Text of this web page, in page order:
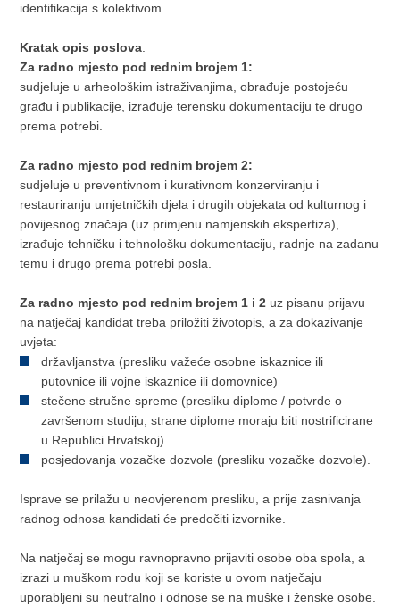
identifikacija s kolektivom.
Kratak opis poslova:
Za radno mjesto pod rednim brojem 1:
sudjeluje u arheološkim istraživanjima, obrađuje postojeću
građu i publikacije, izrađuje terensku dokumentaciju te drugo
prema potrebi.
Za radno mjesto pod rednim brojem 2:
sudjeluje u preventivnom i kurativnom konzerviranju i
restauriranju umjetničkih djela i drugih objekata od kulturnog i
povijesnog značaja (uz primjenu namjenskih ekspertiza),
izrađuje tehničku i tehnološku dokumentaciju, radnje na zadanu
temu i drugo prema potrebi posla.
Za radno mjesto pod rednim brojem 1 i 2 uz pisanu prijavu
na natječaj kandidat treba priložiti životopis, a za dokazivanje
uvjeta:
državljanstva (presliku važeće osobne iskaznice ili
putovnice ili vojne iskaznice ili domovnice)
stečene stručne spreme (presliku diplome / potvrde o
završenom studiju; strane diplome moraju biti nostrificirane
u Republici Hrvatskoj)
posjedovanja vozačke dozvole (presliku vozačke dozvole).
Isprave se prilažu u neovjerenom presliku, a prije zasnivanja
radnog odnosa kandidati će predočiti izvornike.
Na natječaj se mogu ravnopravno prijaviti osobe oba spola, a
izrazi u muškom rodu koji se koriste u ovom natječaju
uporabljeni su neutralno i odnose se na muške i ženske osobe.